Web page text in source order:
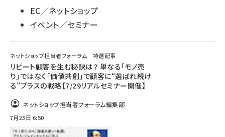
EC／ネットショップ
イベント／セミナー
ネットショップ担当者フォーラム 特選記事
リピート顧客を生む秘訣は？ 単なる「モノ売
り」ではなく「価値共創」で顧客に“選ばれ続け
る”プラスの戦略【7/29リアルセミナー開催】
ネットショップ担当者フォーラム編集部
7月23日 6:50